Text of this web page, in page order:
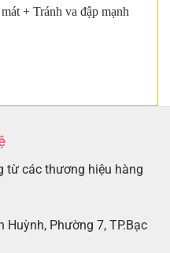
+ Tránh va đập mạnh
từ các thương hiệu hàng
Phường 7, TP.Bạc